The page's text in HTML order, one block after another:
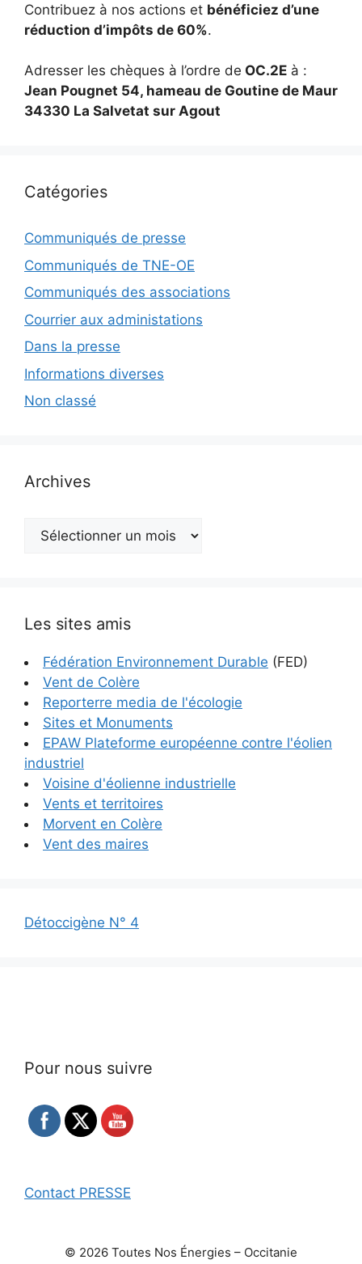
Contribuez à nos actions et bénéficiez d’une
réduction d’impôts de 60%.
Adresser les chèques à l’ordre de OC.2E à :
Jean Pougnet 54, hameau de Goutine de Maur
34330 La Salvetat sur Agout
Catégories
Communiqués de presse
Communiqués de TNE-OE
Communiqués des associations
Courrier aux administations
Dans la presse
Informations diverses
Non classé
Archives
Archives
Les sites amis
Fédération Environnement Durable (FED)
Vent de Colère
Reporterre media de l'écologie
Sites et Monuments
EPAW Plateforme européenne contre l'éolien
industriel
Voisine d'éolienne industrielle
Vents et territoires
Morvent en Colère
Vent des maires
Détoccigène N° 4
Pour nous suivre
Contact PRESSE
© 2026 Toutes Nos Énergies – Occitanie